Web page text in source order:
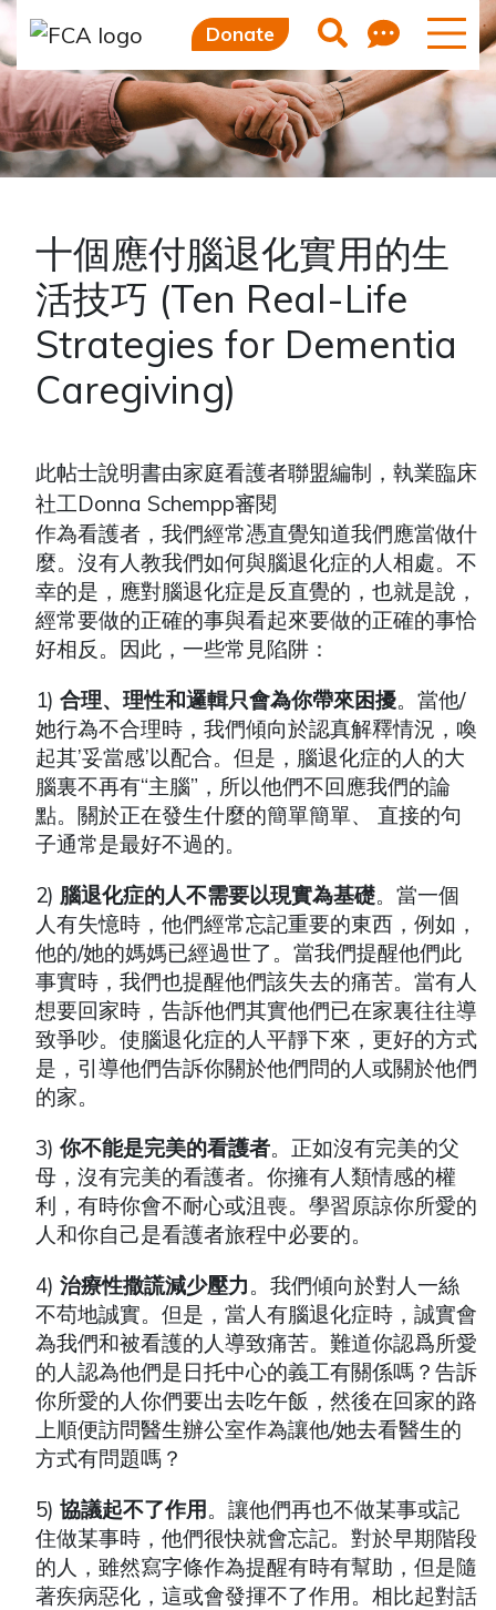
Skip to main content
Skip to sidebar options
Donate Search
十個應付腦退化實用的生
活技巧 (Ten Real-Life
Strategies for Dementia
Caregiving)
此帖士說明書由家庭看護者聯盟編制，執業臨床
社工Donna Schempp審閱
作為看護者，我們經常憑直覺知道我們應當做什
麼。沒有人教我們如何與腦退化症的人相處。不
幸的是，應對腦退化症是反直覺的，也就是說，
經常要做的正確的事與看起來要做的正確的事恰
好相反。因此，一些常見陷阱：
1) 合理、理性和邏輯只會為你帶來困擾。當他/
她行為不合理時，我們傾向於認真解釋情況，喚
起其’妥當感’以配合。但是，腦退化症的人的大
腦裏不再有“主腦”，所以他們不回應我們的論
點。關於正在發生什麼的簡單簡單、 直接的句
子通常是最好不過的。
2) 腦退化症的人不需要以現實為基礎。當一個
人有失憶時，他們經常忘記重要的東西，例如，
他的/她的媽媽已經過世了。當我們提醒他們此
事實時，我們也提醒他們該失去的痛苦。當有人
想要回家時，告訴他們其實他們已在家裏往往導
致爭吵。使腦退化症的人平靜下來，更好的方式
是，引導他們告訴你關於他們問的人或關於他們
的家。
3) 你不能是完美的看護者。正如沒有完美的父
母，沒有完美的看護者。你擁有人類情感的權
利，有時你會不耐心或沮喪。學習原諒你所愛的
人和你自己是看護者旅程中必要的。
4) 治療性撒謊減少壓力。我們傾向於對人一絲
不苟地誠實。但是，當人有腦退化症時，誠實會
為我們和被看護的人導致痛苦。難道你認爲所愛
的人認為他們是日托中心的義工有關係嗎？告訴
你所愛的人你們要出去吃午飯，然後在回家的路
上順便訪問醫生辦公室作為讓他/她去看醫生的
方式有問題嗎？
5) 協議起不了作用。讓他們再也不做某事或記
住做某事時，他們很快就會忘記。對於早期階段
的人，雖然寫字條作為提醒有時有幫助，但是隨
著疾病惡化，這或會發揮不了作用。相比起對話